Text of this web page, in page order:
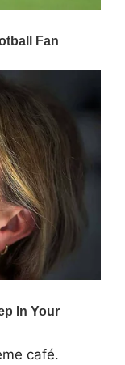
café.